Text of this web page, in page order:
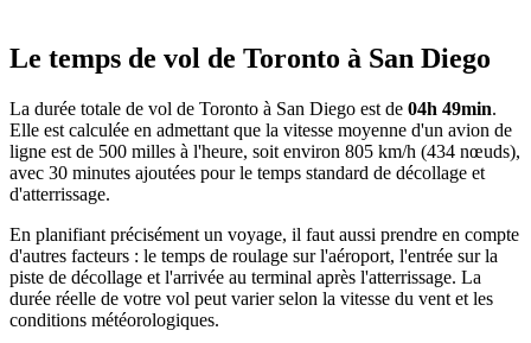
+
Le temps de vol de Toronto à San Diego
La durée totale de vol de Toronto à San Diego est de 04h 49min.
Elle est calculée en admettant que la vitesse moyenne d'un avion de
ligne est de 500 milles à l'heure, soit environ 805 km/h (434 nœuds),
avec 30 minutes ajoutées pour le temps standard de décollage et
d'atterrissage.
En planifiant précisément un voyage, il faut aussi prendre en compte
d'autres facteurs : le temps de roulage sur l'aéroport, l'entrée sur la
piste de décollage et l'arrivée au terminal après l'atterrissage. La
durée réelle de votre vol peut varier selon la vitesse du vent et les
conditions météorologiques.